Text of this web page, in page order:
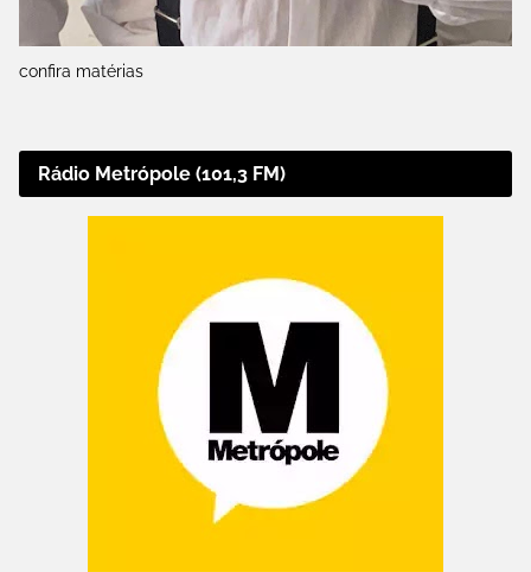
confira matérias
Rádio Metrópole (101,3 FM)